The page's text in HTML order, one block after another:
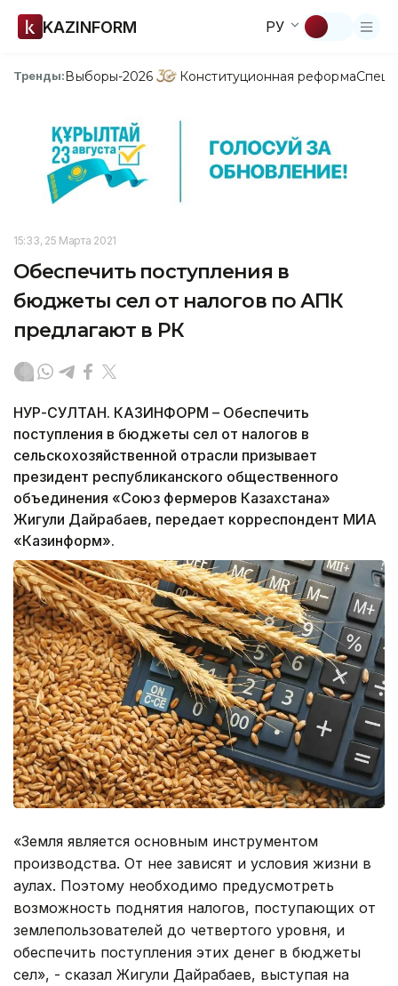
KAZINFORM РУ
Тренды:Выборы-2026 Конституционная реформа
15:33, 25 Марта 2021
Обеспечить поступления в
бюджеты сел от налогов по АПК
предлагают в РК
НУР-СУЛТАН. КАЗИНФОРМ – Обеспечить
поступления в бюджеты сел от налогов в
сельскохозяйственной отрасли призывает
президент республиканского общественного
объединения «Союз фермеров Казахстана»
Жигули Дайрабаев, передает корреспондент МИА
«Казинформ».
«Земля является основным инструментом
производства. От нее зависят и условия жизни в
аулах. Поэтому необходимо предусмотреть
возможность поднятия налогов, поступающих от
землепользователей до четвертого уровня, и
обеспечить поступления этих денег в бюджеты
сел», - сказал Жигули Дайрабаев, выступая на